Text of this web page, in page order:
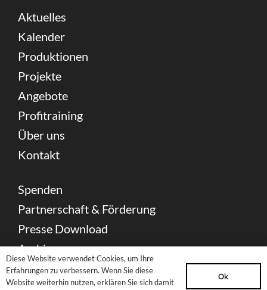
Aktuelles
Kalender
Produktionen
Projekte
Angebote
Profitraining
Über uns
Kontakt
Spenden
Partnerschaft & Förderung
Presse Download
Archiv
Newsletter
Diese Website verwendet Cookies, um Ihre
Erfahrungen zu verbessern. Wenn Sie diese
Website weiterhin nutzen, erklären Sie sich damit
Ok